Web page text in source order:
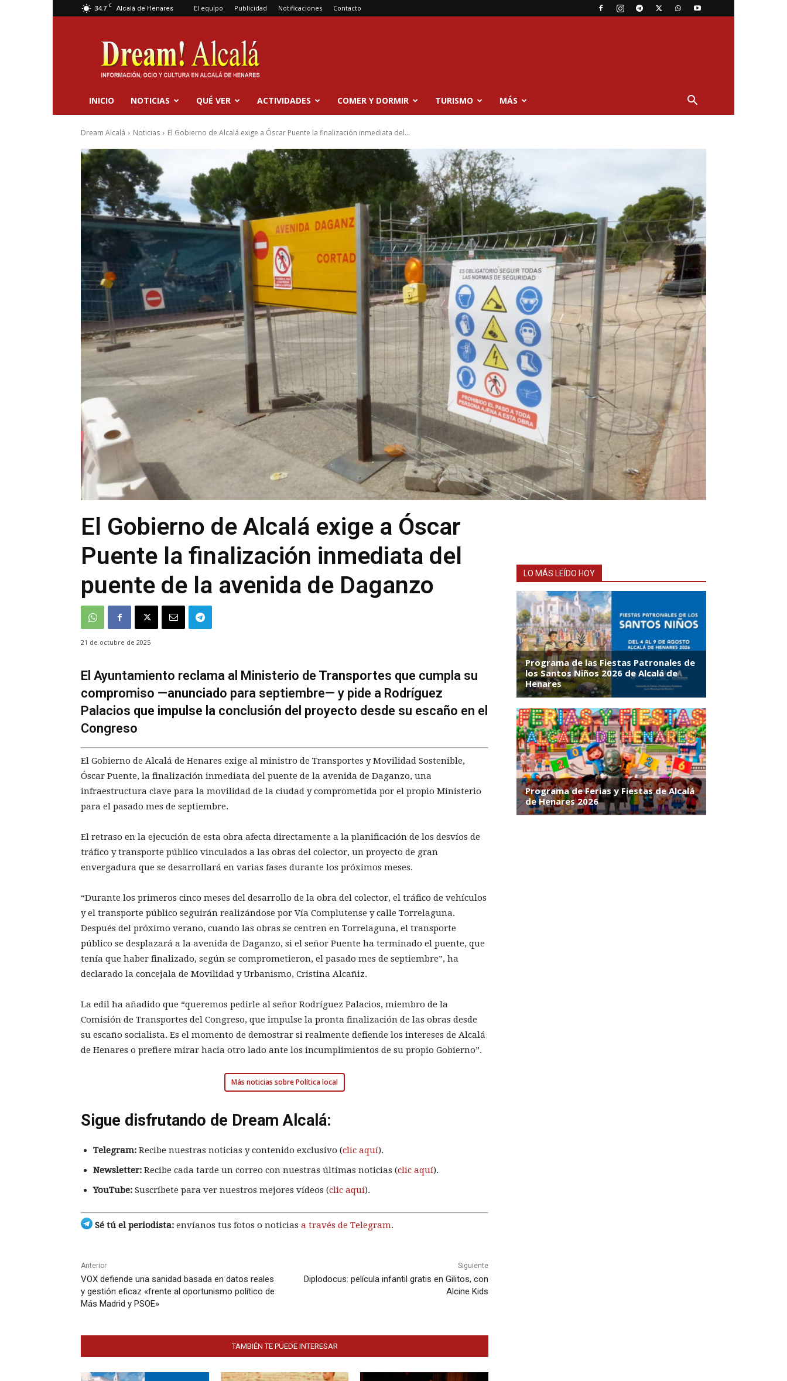
34.7 C Alcalá de Henares El equipo Publicidad Notificaciones Contacto
Dream
Alcalá
INICIO NOTICIAS QUÉ VER ACTIVIDADES COMER Y DORMIR TURISMO MÁS
Dream Alcalá Noticias El Gobierno de Alcalá exige a Óscar Puente la finalización inmediata del...
El Gobierno de Alcalá exige a Óscar
Puente la finalización inmediata del
puente de la avenida de Daganzo
21 de octubre de 2025
El Ayuntamiento reclama al Ministerio de Transportes que cumpla su
compromiso —anunciado para septiembre— y pide a Rodríguez
Palacios que impulse la conclusión del proyecto desde su escaño en el
Congreso
El Gobierno de Alcalá de Henares exige al ministro de Transportes y Movilidad Sostenible,
Óscar Puente, la finalización inmediata del puente de la avenida de Daganzo, una
infraestructura clave para la movilidad de la ciudad y comprometida por el propio Ministerio
para el pasado mes de septiembre.
El retraso en la ejecución de esta obra afecta directamente a la planificación de los desvíos de
tráfico y transporte público vinculados a las obras del colector, un proyecto de gran
envergadura que se desarrollará en varias fases durante los próximos meses.
“Durante los primeros cinco meses del desarrollo de la obra del colector, el tráfico de vehículos
y el transporte público seguirán realizándose por Vía Complutense y calle Torrelaguna.
Después del próximo verano, cuando las obras se centren en Torrelaguna, el transporte
público se desplazará a la avenida de Daganzo, si el señor Puente ha terminado el puente, que
tenía que haber finalizado, según se comprometieron, el pasado mes de septiembre”, ha
declarado la concejala de Movilidad y Urbanismo, Cristina Alcañiz.
La edil ha añadido que “queremos pedirle al señor Rodríguez Palacios, miembro de la
Comisión de Transportes del Congreso, que impulse la pronta finalización de las obras desde
su escaño socialista. Es el momento de demostrar si realmente defiende los intereses de Alcalá
de Henares o prefiere mirar hacia otro lado ante los incumplimientos de su propio Gobierno”.
Más noticias sobre Política local
Sigue disfrutando de Dream Alcalá:
Telegram: Recibe nuestras noticias y contenido exclusivo (clic aquí).
Newsletter: Recibe cada tarde un correo con nuestras últimas noticias (clic aquí).
YouTube: Suscríbete para ver nuestros mejores vídeos (clic aquí).
Sé tú el periodista: envíanos tus fotos o noticias a través de Telegram.
Anterior
VOX defiende una sanidad basada en datos reales
y gestión eficaz «frente al oportunismo político de
Más Madrid y PSOE»
Siguiente
Diplodocus: película infantil gratis en Gilitos, con
Alcine Kids
TAMBIÉN TE PUEDE INTERESAR
LO MÁS LEÍDO HOY